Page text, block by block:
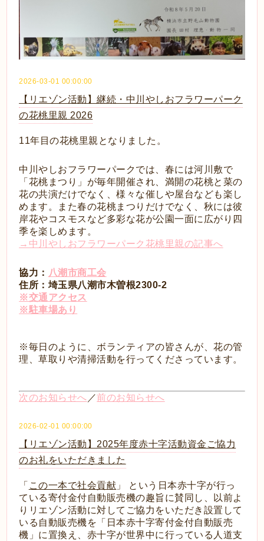
2026-03-01 00:00:00
【リエゾン活動】継続・中川やしおフラワーパーク
の花桃里親 2026
11年目の花桃里親となりました。
中川やしおフラワーパークでは、春には河川敷で
「花桃まつり」が毎年開催され、満開の花桃と菜の
花の共演だけでなく、様々な催しや屋台なども楽し
めます。また春の花桃まつりだけでなく、秋には彼
岸花やコスモスなど多彩な花が公園一面に広がり四
季を楽しめます。
→中川やしおフラワーパーク花桃里親の記事へ
協力： 八潮市商工会
住所：埼玉県八潮市木曽根2300-2
※交通アクセス
※駐車場あり
※毎日のように、ボランティアの皆さんが、花の管
理、草取りや清掃活動を行ってくださっています。
次のお知らせへ ／前のお知らせへ
2026-02-01 00:00:00
【リエゾン活動】2025年度赤十字活動資金ご協力
のお礼をいただきました
「 この一本で社会貢献 」 という日本赤十字が行っ
ている寄付金付自動販売機の趣旨に賛同し、以前よ
りリエゾン活動に対してご協力をいただき設置して
いる自動販売機を「日本赤十字寄付金付自動販売
機」に置換え、赤十字が世界中に行っている人道支